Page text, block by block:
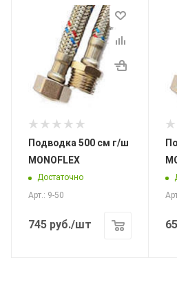
Подводка 500 см г/ш
MONOFLEX
Достаточно
Арт.: 9-50
745 руб./шт